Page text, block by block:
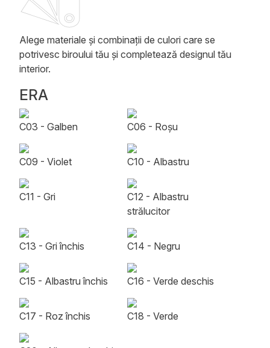
Alege materiale și combinații de culori care se
potrivesc biroului tău și completează designul tău
interior.
ERA
C03 - Galben C06 - Roșu
C09 - Violet C10 - Albastru
C11 - Gri
C12 - Albastru
strălucitor
C13 - Gri închis C14 - Negru
C15 - Albastru închis C16 - Verde deschis
C17 - Roz închis C18 - Verde